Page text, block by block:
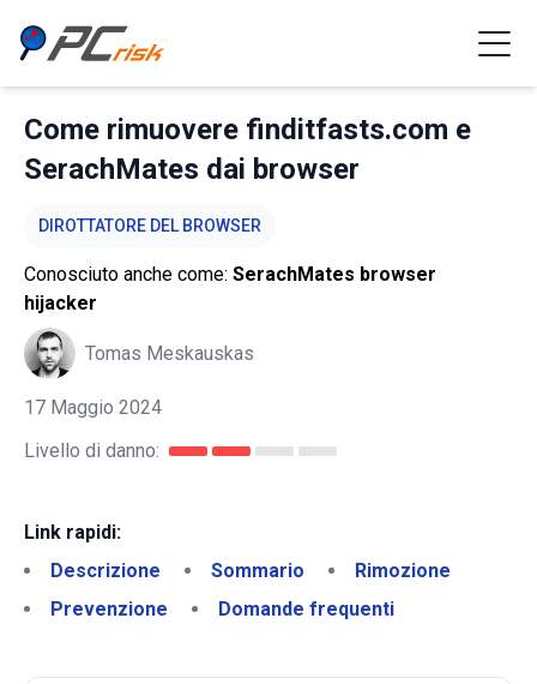
Come rimuovere finditfasts.com e
SerachMates dai browser
DIROTTATORE DEL BROWSER
Conosciuto anche come: SerachMates browser
hijacker
Tomas Meskauskas
17 Maggio 2024
Livello di danno:
Link rapidi:
Descrizione
Sommario
Rimozione
Prevenzione
Domande frequenti